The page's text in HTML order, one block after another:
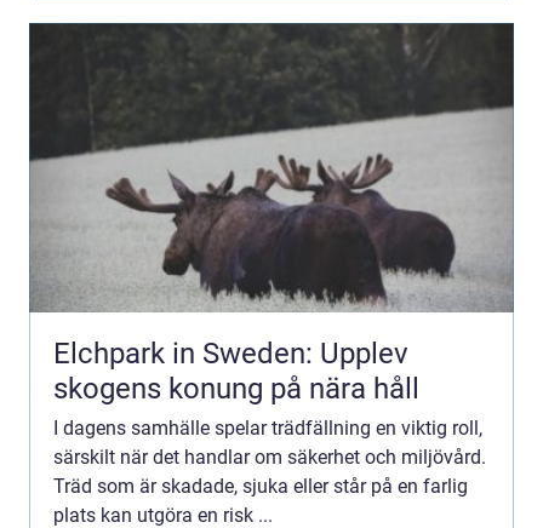
Elchpark in Sweden: Upplev
skogens konung på nära håll
I dagens samhälle spelar trädfällning en viktig roll,
särskilt när det handlar om säkerhet och miljövård.
Träd som är skadade, sjuka eller står på en farlig
plats kan utgöra en risk ...